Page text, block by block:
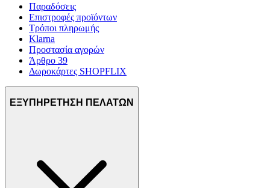
Παραδόσεις
Επιστροφές προϊόντων
Τρόποι πληρωμής
Klarna
Προστασία αγορών
Άρθρο 39
Δωροκάρτες SHOPFLIX
ΕΞΥΠΗΡΕΤΗΣΗ ΠΕΛΑΤΩΝ